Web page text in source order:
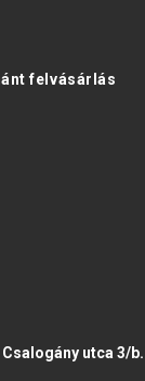
felvásárlás
utca 3/b.